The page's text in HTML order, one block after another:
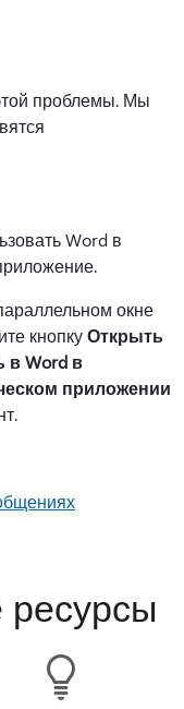
проблемы. Мы
Word в
окне
кнопкуОткрыть
в Word в
приложении